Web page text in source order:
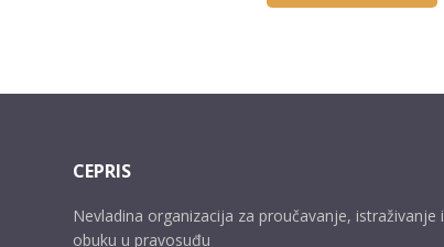
CEPRIS
Nevladina organizacija za proučavanje, istraživanje i
obuku u pravosuđu